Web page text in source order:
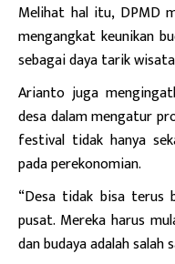
Melihat hal itu, DPMD
mengangkat keunikan
sebagai daya tarik
Arianto juga
desa dalam mengatur
festival tidak hanya
pada perekonomian.
“Desa tidak bisa terus
pusat. Mereka harus
dan budaya adalah salah